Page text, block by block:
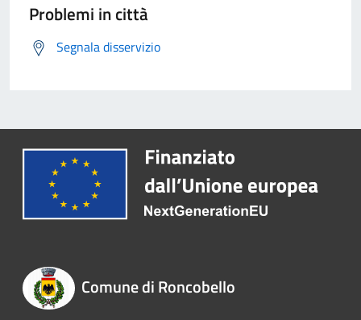
Problemi in città
Segnala disservizio
Comune di Roncobello